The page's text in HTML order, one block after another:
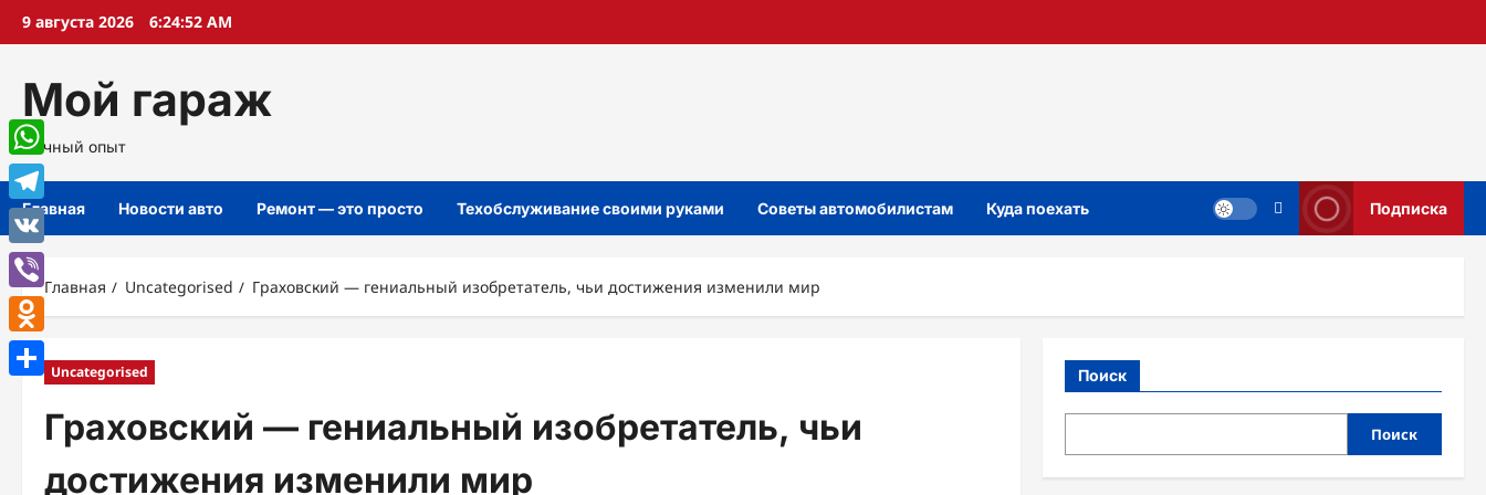
Перейти
9 августа 2026 6:24:53 AM
Мой гараж
Личный опыт
Главная Новости авто Ремонт — это просто Техобслуживание своими руками Советы автомобилистам Куда поехать Подписка
Главная Uncategorised Граховский — гениальный изобретатель, чьи достижения изменили мир
Uncategorised
Граховский — гениальный изобретатель, чьи
достижения изменили мир
Поиск
Поиск
WhatsApp
Telegram
VK
Viber
Odnoklassniki